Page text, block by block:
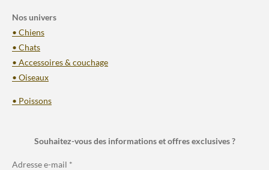
Nos univers
• Chiens
• Chats
• Accessoires & couchage
• Oiseaux
• Poissons
Souhaitez-vous des informations et offres exclusives ?
Adresse e-mail *